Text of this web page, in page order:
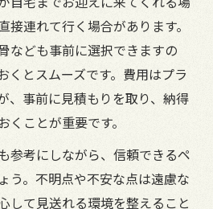
連れて行く場合があります。
なども事前に選択できますの
くとスムーズです。費用はプラ
、事前に見積もりを取り、納得
ことが重要です。
参考にしながら、信頼できるペ
う。不明点や不安な点は遠慮な
して見送れる環境を整えること